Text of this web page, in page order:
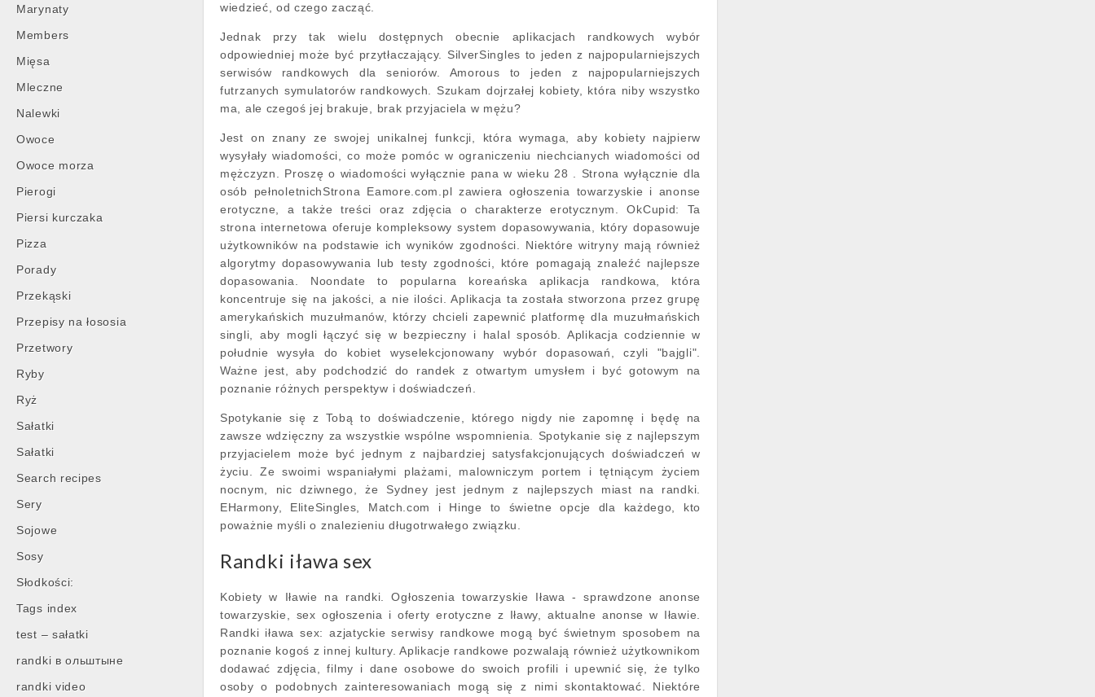
Marynaty
Members
Mięsa
Mleczne
Nalewki
Owoce
Owoce morza
Pierogi
Piersi kurczaka
Pizza
Porady
Przekąski
Przepisy na łososia
Przetwory
Ryby
Ryż
Sałatki
Sałatki
Search recipes
Sery
Sojowe
Sosy
Słodkości:
Tags index
test – sałatki
randki в ольштыне
randki video
wiedzieć, od czego zacząć.
Jednak przy tak wielu dostępnych obecnie aplikacjach randkowych wybór
odpowiedniej może być przytłaczający. SilverSingles to jeden z najpopularniejszych
serwisów randkowych dla seniorów. Amorous to jeden z najpopularniejszych
futrzanych symulatorów randkowych. Szukam dojrzałej kobiety, która niby wszystko
ma, ale czegoś jej brakuje, brak przyjaciela w mężu?
Jest on znany ze swojej unikalnej funkcji, która wymaga, aby kobiety najpierw
wysyłały wiadomości, co może pomóc w ograniczeniu niechcianych wiadomości od
mężczyzn. Proszę o wiadomości wyłącznie pana w wieku 28 . Strona wyłącznie dla
osób pełnoletnichStrona Eamore.com.pl zawiera ogłoszenia towarzyskie i anonse
erotyczne, a także treści oraz zdjęcia o charakterze erotycznym. OkCupid: Ta
strona internetowa oferuje kompleksowy system dopasowywania, który dopasowuje
użytkowników na podstawie ich wyników zgodności. Niektóre witryny mają również
algorytmy dopasowywania lub testy zgodności, które pomagają znaleźć najlepsze
dopasowania. Noondate to popularna koreańska aplikacja randkowa, która
koncentruje się na jakości, a nie ilości. Aplikacja ta została stworzona przez grupę
amerykańskich muzułmanów, którzy chcieli zapewnić platformę dla muzułmańskich
singli, aby mogli łączyć się w bezpieczny i halal sposób. Aplikacja codziennie w
południe wysyła do kobiet wyselekcjonowany wybór dopasowań, czyli "bajgli".
Ważne jest, aby podchodzić do randek z otwartym umysłem i być gotowym na
poznanie różnych perspektyw i doświadczeń.
Spotykanie się z Tobą to doświadczenie, którego nigdy nie zapomnę i będę na
zawsze wdzięczny za wszystkie wspólne wspomnienia. Spotykanie się z najlepszym
przyjacielem może być jednym z najbardziej satysfakcjonujących doświadczeń w
życiu. Ze swoimi wspaniałymi plażami, malowniczym portem i tętniącym życiem
nocnym, nic dziwnego, że Sydney jest jednym z najlepszych miast na randki.
EHarmony, EliteSingles, Match.com i Hinge to świetne opcje dla każdego, kto
poważnie myśli o znalezieniu długotrwałego związku.
Randki iława sex
Kobiety w Iławie na randki. Ogłoszenia towarzyskie Iława - sprawdzone anonse
towarzyskie, sex ogłoszenia i oferty erotyczne z Iławy, aktualne anonse w Iławie.
Randki iława sex: azjatyckie serwisy randkowe mogą być świetnym sposobem na
poznanie kogoś z innej kultury. Aplikacje randkowe pozwalają również użytkownikom
dodawać zdjęcia, filmy i dane osobowe do swoich profili i upewnić się, że tylko
osoby o podobnych zainteresowaniach mogą się z nimi skontaktować. Niektóre